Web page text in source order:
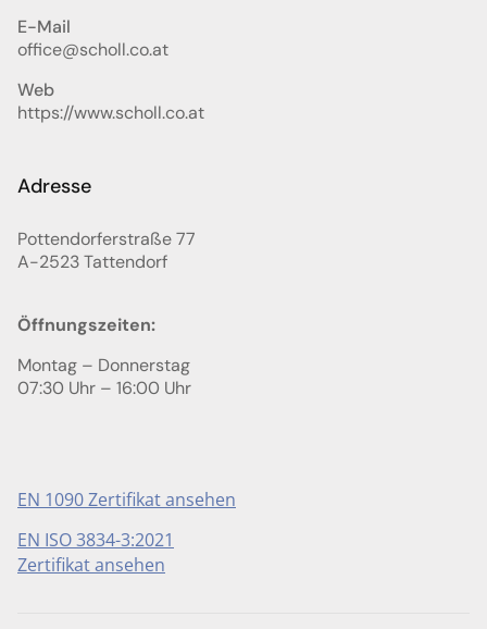
E-Mail
office@scholl.co.at
Web
https://www.scholl.co.at
Adresse
Pottendorferstraße 77
A-2523Tattendorf
Öffnungszeiten:
Montag – Donnerstag
07:30 Uhr – 16:00 Uhr
EN 1090 Zertifikat ansehen
EN ISO 3834-3:2021
Zertifikat ansehen